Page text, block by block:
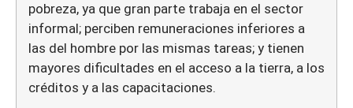
pobreza, ya que gran parte trabaja en el sector
informal; perciben remuneraciones inferiores a
las del hombre por las mismas tareas; y tienen
mayores dificultades en el acceso a la tierra, a los
créditos y a las capacitaciones.